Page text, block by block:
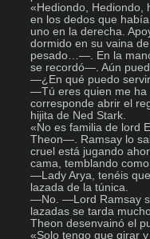
«Hediondo, Hediondo,
en los dedos que
uno en la derecha.
dormido en su vaina
pesado…—. En la
se recordó—. Aún
—¿En qué puedo
—Tú eres quien me ha
corresponde abrir el
hijita de Ned Stark.
«No es familia de lord
Theon—. Ramsay lo
cruel está jugando
cama, temblando
—Lady Arya, tenéis
lazada de la túnica.
—No. —Lord Ramsay
lazadas se tarda
Theon desenvainó el
«Solo tengo que girar